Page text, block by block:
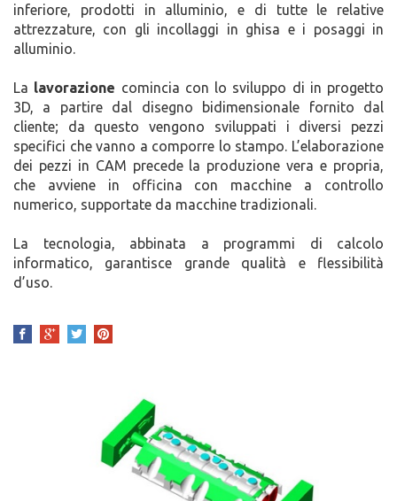
inferiore, prodotti in alluminio, e di tutte le relative
attrezzature, con gli incollaggi in ghisa e i posaggi in
alluminio.
La lavorazione comincia con lo sviluppo di in progetto
3D, a partire dal disegno bidimensionale fornito dal
cliente; da questo vengono sviluppati i diversi pezzi
specifici che vanno a comporre lo stampo. L’elaborazione
dei pezzi in CAM precede la produzione vera e propria,
che avviene in officina con macchine a controllo
numerico, supportate da macchine tradizionali.
La tecnologia, abbinata a programmi di calcolo
informatico, garantisce grande qualità e flessibilità
d’uso.